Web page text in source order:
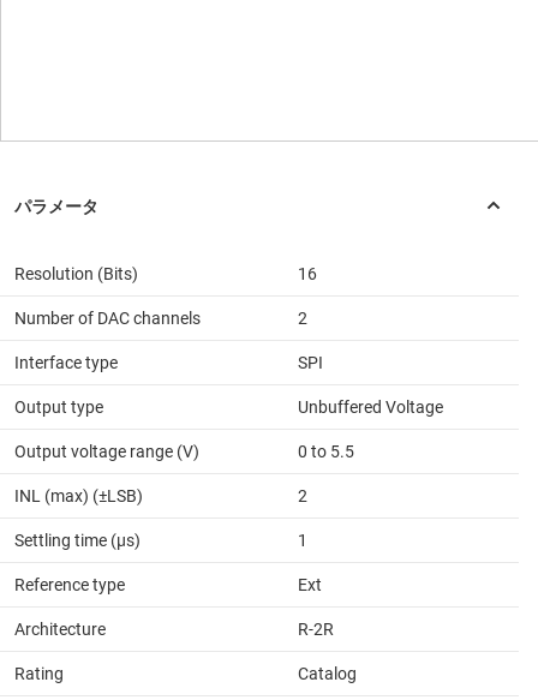
Resolution (Bits) 16
Number of DAC channels 2
Interface type SPI
Output type Unbuffered Voltage
Output voltage range (V) 0 to 5.5
INL (max) (±LSB) 2
Settling time (µs) 1
Reference type Ext
Architecture R-2R
Rating Catalog